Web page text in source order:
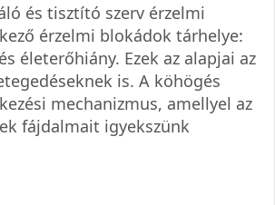
és tisztító szerv érzelmi
érzelmi blokádok tárhelye:
életerőhiány. Ezek az alapjai az
is. A köhögés
mechanizmus, amellyel az
fájdalmait igyekszünk